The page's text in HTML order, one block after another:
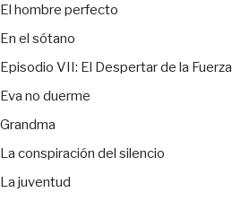
El hombre perfecto
En el sótano
Episodio VII: El Despertar de la Fuerza
Eva no duerme
Grandma
La conspiración del silencio
La juventud